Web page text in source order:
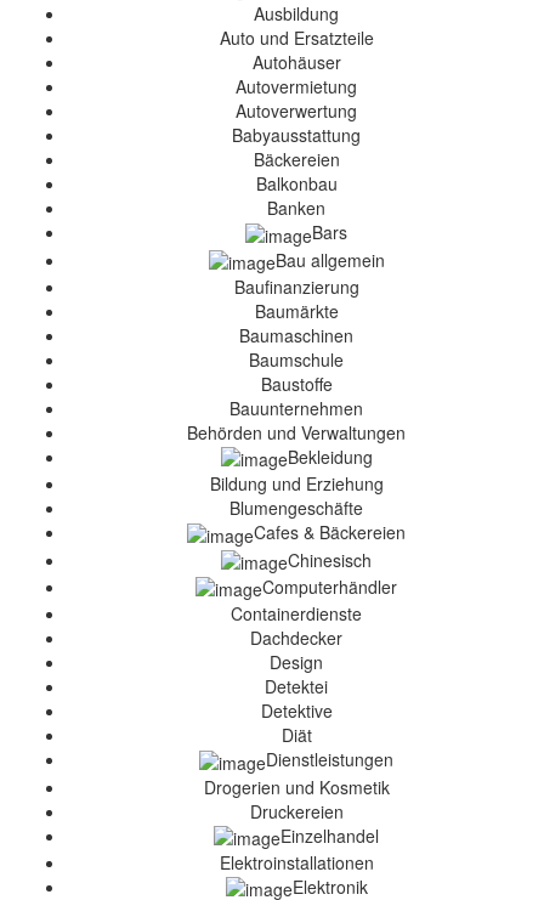
Ausbildung
Auto und Ersatzteile
Autohäuser
Autovermietung
Autoverwertung
Babyausstattung
Bäckereien
Balkonbau
Banken
Bars
Bau allgemein
Baufinanzierung
Baumärkte
Baumaschinen
Baumschule
Baustoffe
Bauunternehmen
Behörden und Verwaltungen
Bekleidung
Bildung und Erziehung
Blumengeschäfte
Cafes & Bäckereien
Chinesisch
Computerhändler
Containerdienste
Dachdecker
Design
Detektei
Detektive
Diät
Dienstleistungen
Drogerien und Kosmetik
Druckereien
Einzelhandel
Elektroinstallationen
Elektronik